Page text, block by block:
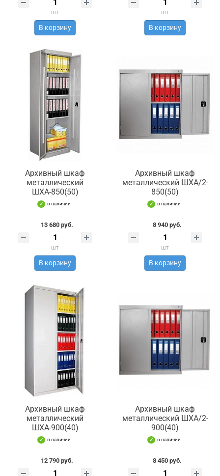
шт
В корзину
шт
В корзину
Архивный шкаф
металлический
ШХА-850(50)
в наличии
13 680 руб.
шт
В корзину
Архивный шкаф
металлический ШХА/2-
850(50)
в наличии
8 940 руб.
шт
В корзину
Архивный шкаф
металлический
ШХА-900(40)
в наличии
12 790 руб.
Архивный шкаф
металлический ШХА/2-
900(40)
в наличии
8 450 руб.